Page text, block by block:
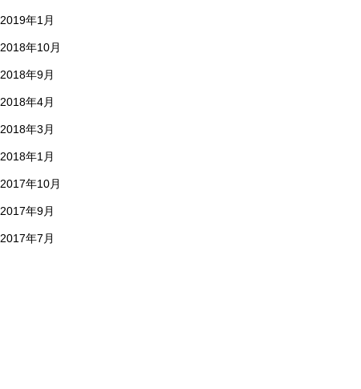
2019年1月
2018年10月
2018年9月
2018年4月
2018年3月
2018年1月
2017年10月
2017年9月
2017年7月